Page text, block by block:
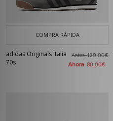
COMPRA RÁPIDA
adidas Originals Italia
70s
Antes120,00€
Ahora 80,00€